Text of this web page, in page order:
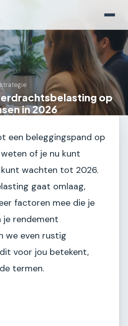
op
in 2026
een beleggingspand op
of je nu kunt
wachten tot 2026.
gaat omlaag,
factoren mee die je
je rendement
we even rustig
voor jou betekent,
termen.